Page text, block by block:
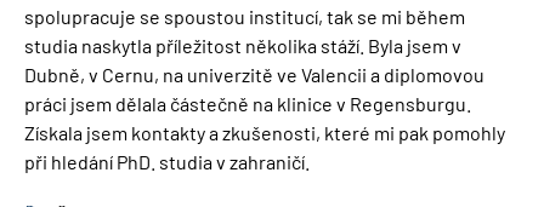
spolupracuje se spoustou institucí, tak se mi během
studia naskytla příležitost několika stáží. Byla jsem v
Dubně, v Cernu, na univerzitě ve Valencii a diplomovou
práci jsem dělala částečně na klinice v Regensburgu.
Získala jsem kontakty a zkušenosti, které mi pak pomohly
při hledání PhD. studia v zahraničí.